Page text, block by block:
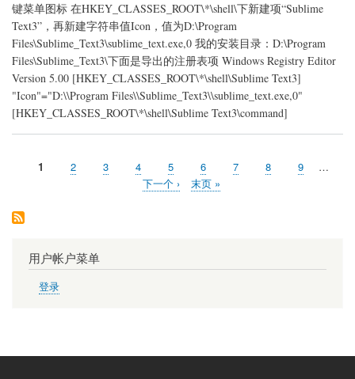
单
单
键菜单图标 在HKEY_CLASSES_ROOT\*\shell\下新建项“Sublime
Text3”，再新建字符串值Icon，值为D:\Program
Files\Sublime_Text3\sublime_text.exe,0 我的安装目录：D:\Program
Files\Sublime_Text3\下面是导出的注册表项 Windows Registry Editor
Version 5.00 [HKEY_CLASSES_ROOT\*\shell\Sublime Text3]
"Icon"="D:\\Program Files\\Sublime_Text3\\sublime_text.exe,0"
[HKEY_CLASSES_ROOT\*\shell\Sublime Text3\command]
当
1
页
2
页
3
页
面
4
页
面
5
页
面
6
页
7
页
8
页
9
…
下
下一个 ›
末
末页 »
用户帐户菜单
登录